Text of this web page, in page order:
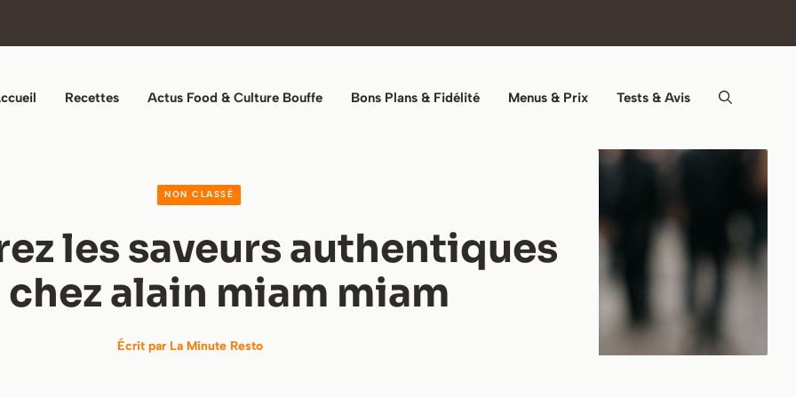
Recettes Actus Food & Culture Bouffe Bons Plans & Fidélité Menus & Prix Tests & Avis
NON CLASSÉ
les saveurs authentiques
chez alain miam miam
Écrit par La Minute Resto